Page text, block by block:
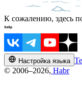
К сожалению, здесь
Настройка языка
© 2006–2026, Habr